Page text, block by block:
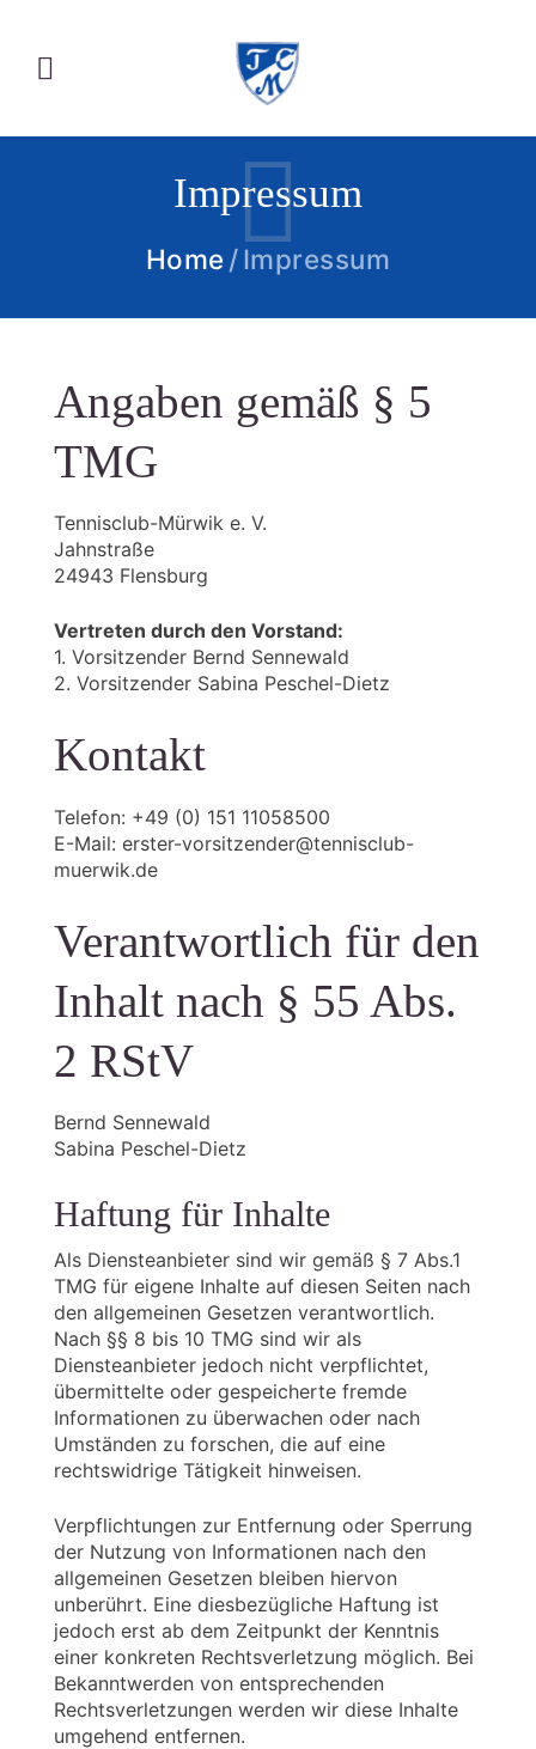
Impressum
Home Impressum
Angaben gemäß § 5
TMG
Tennisclub-Mürwik e. V.
Jahnstraße
24943 Flensburg
Vertreten durch den Vorstand:
1. Vorsitzender Bernd Sennewald
2. Vorsitzender Sabina Peschel-Dietz
Kontakt
Telefon: +49 (0) 151 11058500
E-Mail: erster-vorsitzender@tennisclub-
muerwik.de
Verantwortlich für den
Inhalt nach § 55 Abs.
2 RStV
Bernd Sennewald
Sabina Peschel-Dietz
Haftung für Inhalte
Als Diensteanbieter sind wir gemäß § 7 Abs.1
TMG für eigene Inhalte auf diesen Seiten nach
den allgemeinen Gesetzen verantwortlich.
Nach §§ 8 bis 10 TMG sind wir als
Diensteanbieter jedoch nicht verpflichtet,
übermittelte oder gespeicherte fremde
Informationen zu überwachen oder nach
Umständen zu forschen, die auf eine
rechtswidrige Tätigkeit hinweisen.
Verpflichtungen zur Entfernung oder Sperrung
der Nutzung von Informationen nach den
allgemeinen Gesetzen bleiben hiervon
unberührt. Eine diesbezügliche Haftung ist
jedoch erst ab dem Zeitpunkt der Kenntnis
einer konkreten Rechtsverletzung möglich. Bei
Bekanntwerden von entsprechenden
Rechtsverletzungen werden wir diese Inhalte
umgehend entfernen.